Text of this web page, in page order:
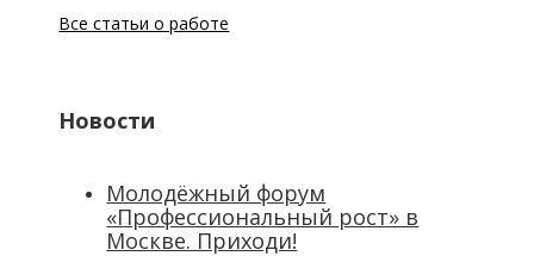
Все статьи о работе
Новости
Молодёжный форум
«Профессиональный рост» в
Москве. Приходи!